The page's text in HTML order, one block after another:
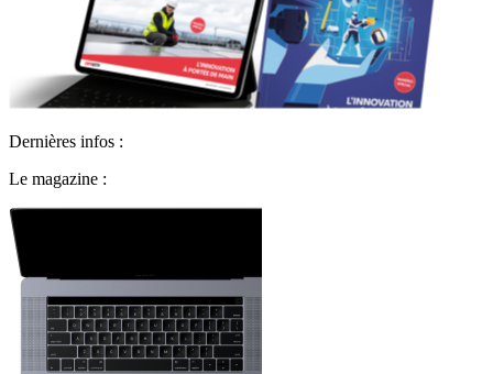
Dernières infos :
Le magazine :